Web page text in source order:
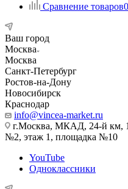
Сравнение товаров0
Ваш город
Москва
Москва
Санкт-Петербург
Ростов-на-Дону
Новосибирск
Краснодар
info@vincea-market.ru
г.Москва, МКАД, 24-й км,
№2, этаж 1, площадка №10
YouTube
Одноклассники